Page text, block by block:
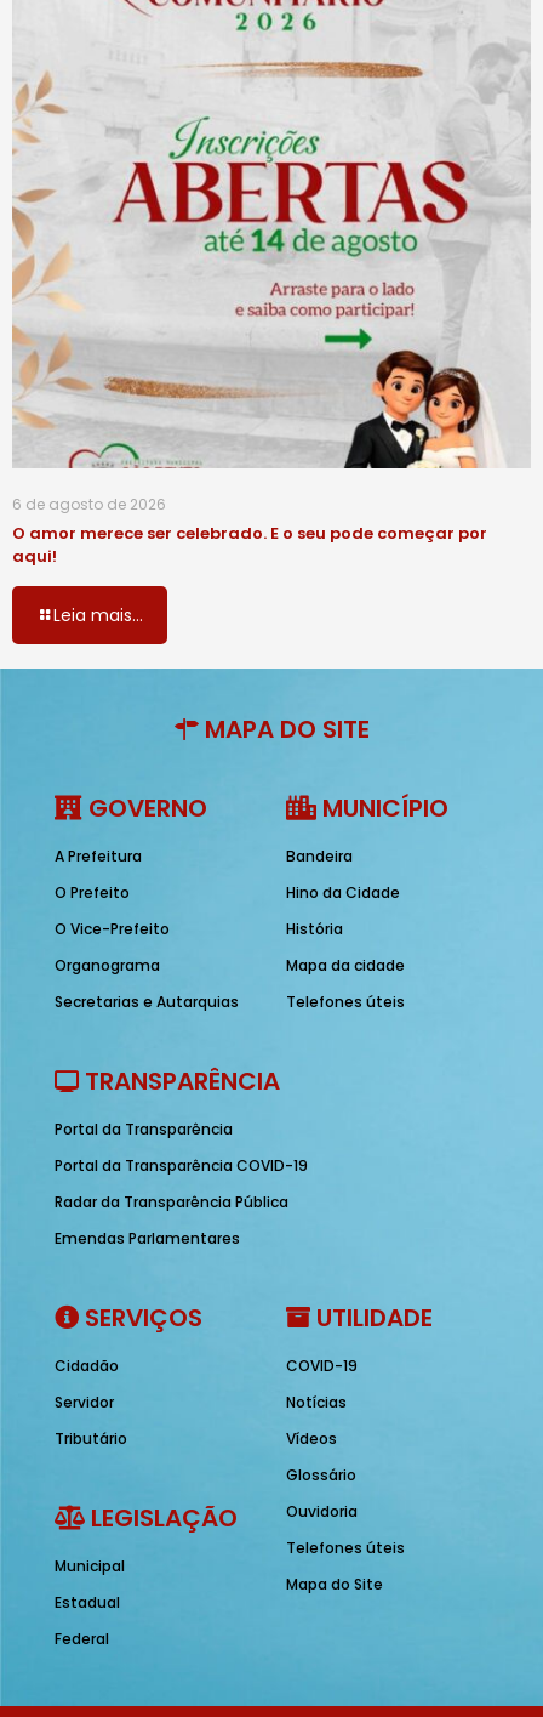
6 de agosto de 2026
O amor merece ser celebrado. E o seu pode começar por
aqui!
Leia mais...
MAPA DO SITE
GOVERNO
A Prefeitura
O Prefeito
O Vice-Prefeito
Organograma
Secretarias e Autarquias
MUNICÍPIO
Bandeira
Hino da Cidade
História
Mapa da cidade
Telefones úteis
TRANSPARÊNCIA
Portal da Transparência
Portal da Transparência COVID-19
Radar da Transparência Pública
Emendas Parlamentares
SERVIÇOS
Cidadão
Servidor
Tributário
LEGISLAÇÃO
Municipal
Estadual
Federal
UTILIDADE
COVID-19
Notícias
Vídeos
Glossário
Ouvidoria
Telefones úteis
Mapa do Site